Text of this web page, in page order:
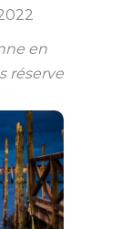
en
réserve